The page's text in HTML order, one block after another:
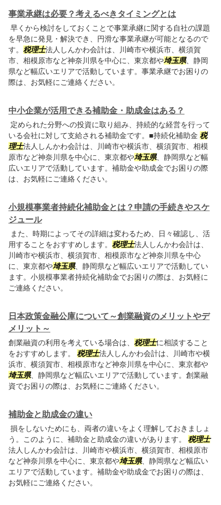
事業承継は必要？考えるべきタイミングとは
早くから検討をしておくことで事業承継に関する自社の課題
を早急に発見・解決でき、円滑な事業承継が可能となるので
す。 税理士法人しんかわ会計は、川崎市や横浜市、横須賀
市、相模原市など神奈川県を中心に、東京都や埼玉県、静岡
県など幅広いエリアで活動しています。事業承継でお困りの
際は、お気軽にご連絡ください。
中小企業が活用できる補助金・助成金はある？
定められた分野への投資に取り組み、持続的な経営を行って
いる会社に対して支給される補助金です。■持続化補助金 税
理士法人しんかわ会計は、川崎市や横浜市、横須賀市、相模
原市など神奈川県を中心に、東京都や埼玉県、静岡県など幅
広いエリアで活動しています。補助金や助成金でお困りの際
は、お気軽にご連絡ください。
小規模事業者持続化補助金とは？申請の手続きやスケ
ジュール
また、時期によってその詳細は変わるため、日々確認し、活
用することをおすすめします。 税理士法人しんかわ会計は、
川崎市や横浜市、横須賀市、相模原市など神奈川県を中心
に、東京都や埼玉県、静岡県など幅広いエリアで活動してい
ます。小規模事業者持続化補助金でお困りの際は、お気軽に
ご連絡ください。
日本政策金融公庫について～創業融資のメリットやデ
メリット～
創業融資の利用を考えている場合は、 税理士に相談すること
をおすすめします。 税理士法人しんかわ会計は、川崎市や横
浜市、横須賀市、相模原市など神奈川県を中心に、東京都や
埼玉県、静岡県など幅広いエリアで活動しています。創業融
資でお困りの際は、お気軽にご連絡ください。
補助金と助成金の違い
損をしないためにも、両者の違いをよく理解しておきましょ
う。このように、補助金と助成金の違いがあります。 税理士
法人しんかわ会計は、川崎市や横浜市、横須賀市、相模原市
など神奈川県を中心に、東京都や埼玉県、静岡県など幅広い
エリアで活動しています。補助金や助成金でお困りの際は、
お気軽にご連絡ください。